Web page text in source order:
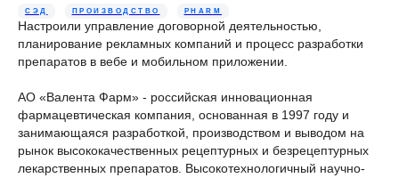
СЭД ПРОИЗВОДСТВО PHARM
Настроили управление договорной деятельностью,
планирование рекламных компаний и процесс разработки
препаратов в вебе и мобильном приложении.
АО «Валента Фарм» - российская инновационная
фармацевтическая компания, основанная в 1997 году и
занимающаяся разработкой, производством и выводом на
рынок высококачественных рецептурных и безрецептурных
лекарственных препаратов. Высокотехнологичный научно-